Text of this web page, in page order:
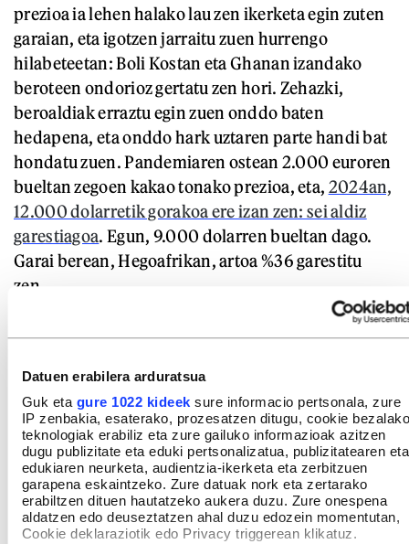
Datuen erabilera arduratsua
Guk eta gure 1022 kideek sure informacio pertsonala, zure
IP zenbakia, esaterako, prozesatzen ditugu, cookie bezalako
teknologiak erabiliz eta zure gailuko informazioak azitzen
dugu publizitate eta eduki pertsonalizatua, publizitatearen eta
edukiaren neurketa, audientzia-ikerketa eta zerbitzuen
garapena eskaintzeko. Zure datuak nork eta zertarako
erabiltzen dituen hautatzeko aukera duzu. Zure onespena
aldatzen edo deuseztatzen ahal duzu edozein momentutan,
Cookie deklaraziotik edo Privacy triggerean klikatuz.
prezioa ia lehen halako lau zen ikerketa egin zuten
garaian, eta igotzen jarraitu zuen hurrengo
hilabeteetan: Boli Kostan eta Ghanan izandako
beroteen ondorioz gertatu zen hori. Zehazki,
beroaldiak erraztu egin zuen onddo baten
hedapena, eta onddo hark uztaren parte handi bat
hondatu zuen. Pandemiaren ostean 2.000 euroren
bueltan zegoen kakao tonako prezioa, eta, 2024an,
12.000 dolarretik gorakoa ere izan zen: sei aldiz
garestiagoa. Egun, 9.000 dolarren bueltan dago.
Garai berean, Hegoafrikan, artoa %36 garestitu
zen.